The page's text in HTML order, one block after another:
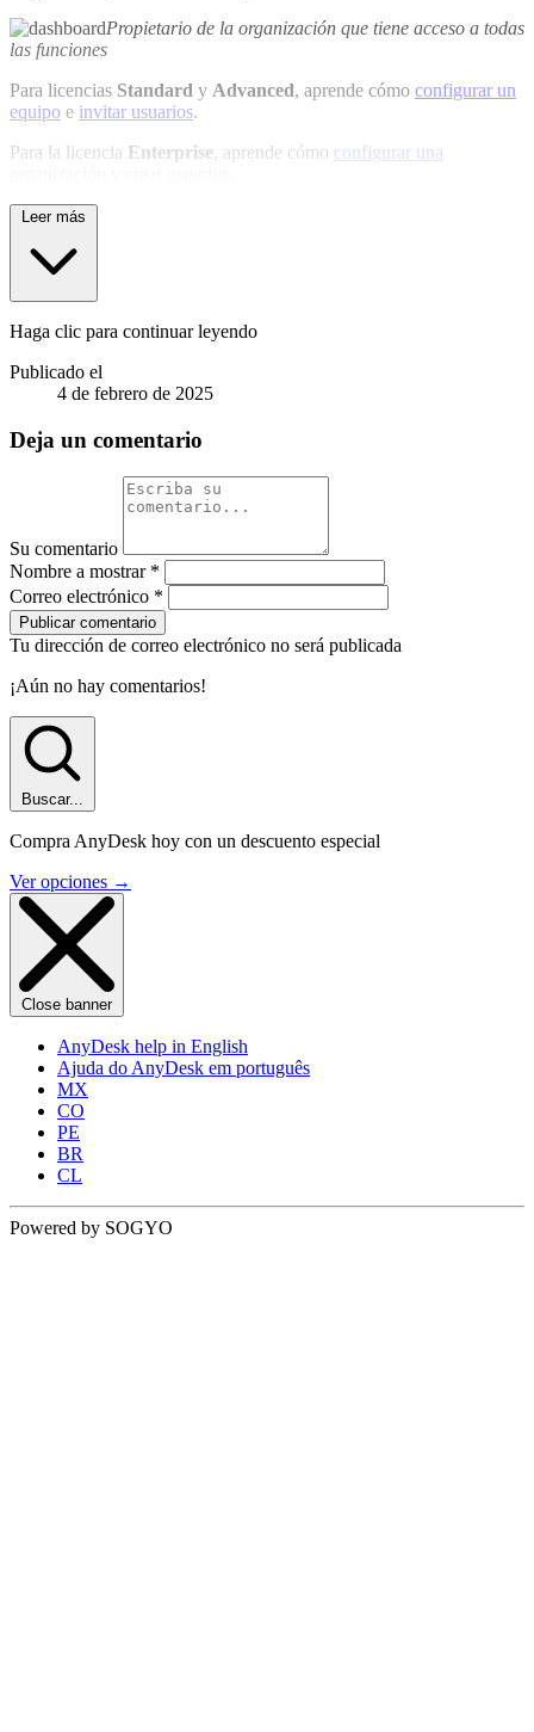
Propietario de la organización que tiene acceso a todas
las funciones
Para licencias Standard y Advanced, aprende cómo configurar un
equipo e invitar usuarios.
Para la licencia Enterprise, aprende cómo configurar una
Leer más
Haga clic para continuar leyendo
Publicado el
4 de febrero de 2025
Deja un comentario
Su comentario
Nombre a mostrar *
Correo electrónico *
Publicar comentario
Tu dirección de correo electrónico no será publicada
¡Aún no hay comentarios!
Buscar...
Compra AnyDesk hoy con un descuento especial
Ver opciones →
Close banner
AnyDesk help in English
Ajuda do AnyDesk em português
MX
CO
PE
BR
CL
Powered by SOGYO